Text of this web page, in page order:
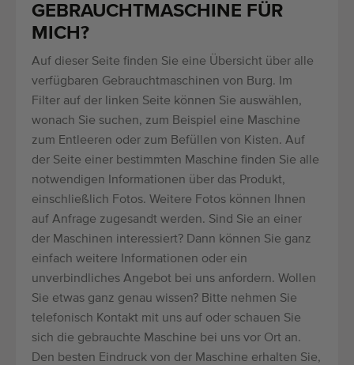
GEBRAUCHTMASCHINE FÜR
MICH?
Auf dieser Seite finden Sie eine Übersicht über alle
verfügbaren Gebrauchtmaschinen von Burg. Im
Filter auf der linken Seite können Sie auswählen,
wonach Sie suchen, zum Beispiel eine Maschine
zum Entleeren oder zum Befüllen von Kisten. Auf
der Seite einer bestimmten Maschine finden Sie alle
notwendigen Informationen über das Produkt,
einschließlich Fotos. Weitere Fotos können Ihnen
auf Anfrage zugesandt werden. Sind Sie an einer
der Maschinen interessiert? Dann können Sie ganz
einfach weitere Informationen oder ein
unverbindliches Angebot bei uns anfordern. Wollen
Sie etwas ganz genau wissen? Bitte nehmen Sie
telefonisch Kontakt mit uns auf oder schauen Sie
sich die gebrauchte Maschine bei uns vor Ort an.
Den besten Eindruck von der Maschine erhalten Sie,